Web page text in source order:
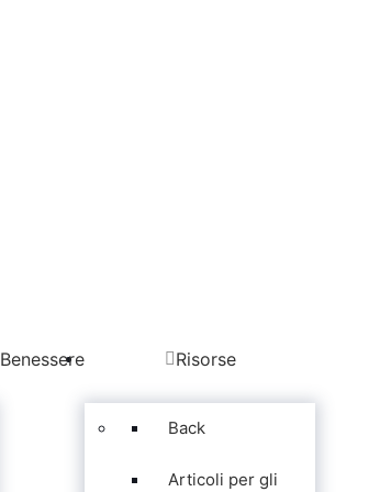
Benessere Risorse
Back
Articoli per gli